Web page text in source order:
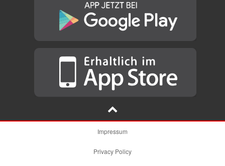
Impressum
Privacy Policy